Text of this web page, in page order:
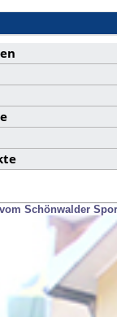
Schönwalder